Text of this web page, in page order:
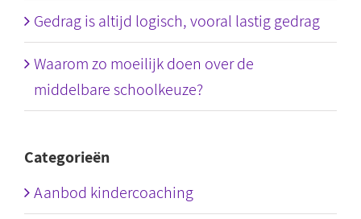
Gedrag is altijd logisch, vooral lastig gedrag
Waarom zo moeilijk doen over de
middelbare schoolkeuze?
Categorieën
Aanbod kindercoaching